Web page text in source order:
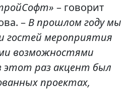
– говорит
– В прошлом году мы
гостей мероприятия
возможностями
этот раз акцент был
проектах,